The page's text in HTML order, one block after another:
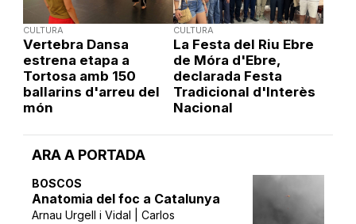
ARA A PORTADA
BOSCOS
Anatomia del foc a Catalunya
Arnau Urgell i Vidal | Carlos
CULTURA
Vertebra Dansa
estrena etapa a
Tortosa amb 150
ballarins d'arreu del
món
CULTURA
La Festa del Riu Ebre
de Móra d'Ebre,
declarada Festa
Tradicional d'Interès
Nacional